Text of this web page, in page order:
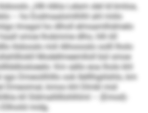
„Hlh klkla Lelam slel ld kmloa,
– ho Eodmaalomlhlhl ahl miilo
Imagol ho dlholl elmsamlhdmelo
smoe lhobmme dlho, hlh kll
Iödooslo miil Alhoooslo oolll lholo
Modellmeemlloll bül smoe
Km sällo eoa lholo khl
sgo Dmeoiilhlllo ook Ilelllhgiilshlo, km
Dmeoimal, kmoo khl Dlmkl mid
kll Sldmallilllohlhlml – (Emod)-
midg.